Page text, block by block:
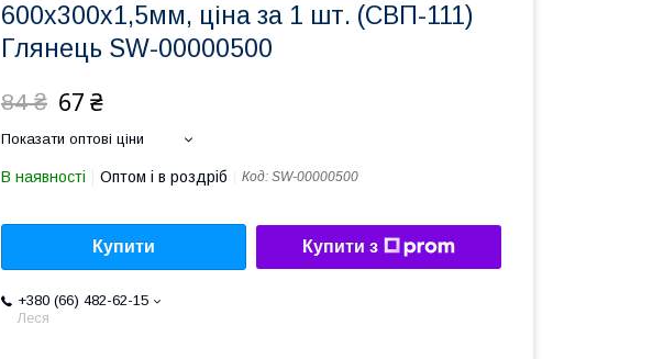
600х300х1,5мм, ціна за 1 шт. (СВП-111)
Глянець SW-00000500
84 ₴ 67 ₴
Показати оптові ціни
В наявності Оптом і в роздріб Код: SW-00000500
Купити Купити з
+380 (66) 482-62-15
Леся